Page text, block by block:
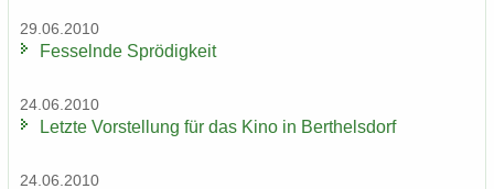
29.06.2010
Fes­seln­de Sprö­dig­keit
24.06.2010
Letz­te Vor­stel­lung für das Kino in Bert­hels­dorf
24.06.2010